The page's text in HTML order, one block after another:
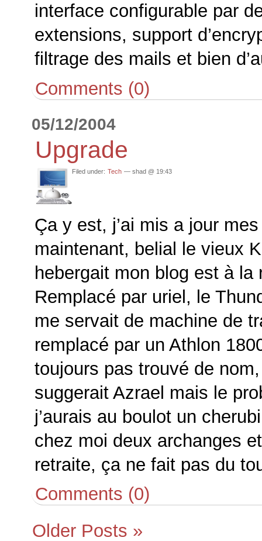
interface configurable par
extensions, support
filtrage des mails et bien
Comments (0)
05/12/2004
Upgrade
Filed under: Tech — shad @ 19:43
Ça y est, j’ai mis a jour
maintenant, belial le vieux
hebergait mon blog est à la
Remplacé par uriel, le
me servait de machine de
remplacé par un Athlon
toujours pas trouvé de
suggerait Azrael mais le
j’aurais au boulot un
chez moi deux archanges
retraite, ça ne fait pas du
Comments (0)
Older Posts »